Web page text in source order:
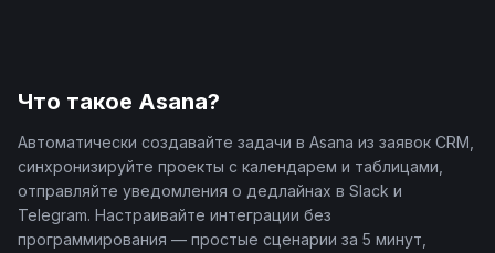
Что такое Asana?
Автоматически создавайте задачи в Asana из заявок CRM,
синхронизируйте проекты с календарем и таблицами,
отправляйте уведомления о дедлайнах в Slack и
Telegram. Настраивайте интеграции без
программирования — простые сценарии за 5 минут,